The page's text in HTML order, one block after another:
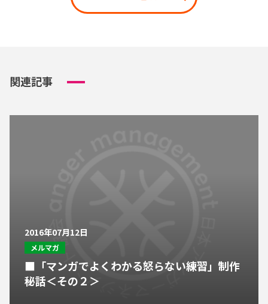
関連記事
2016年07月12日
メルマガ
■「マンガでよくわかる怒らない練習」制作
秘話＜その２＞